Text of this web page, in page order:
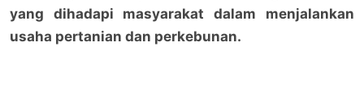
yang dihadapi masyarakat dalam menjalankan
usaha pertanian dan perkebunan.